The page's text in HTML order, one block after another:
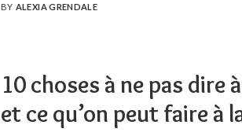
POSTED
BY ALEXIA GRENDALE
10 choses à ne pas dire
et ce qu’on peut faire à